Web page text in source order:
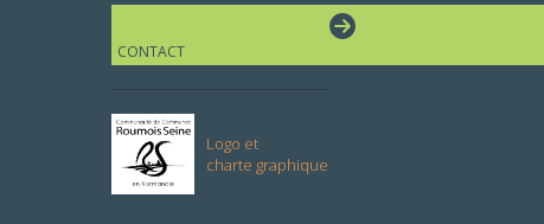
CONTACT
Logo et
charte graphique